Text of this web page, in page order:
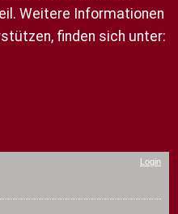
Weitere Informationen
finden sich unter:
Login